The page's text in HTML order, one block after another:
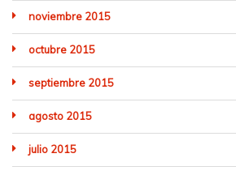
noviembre 2015
octubre 2015
septiembre 2015
agosto 2015
julio 2015